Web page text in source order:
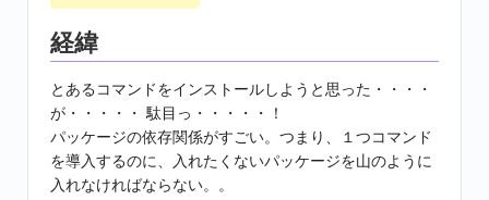
経緯
とあるコマンドをインストールしようと思った・・・・
が・・・・・ 駄目っ・・・・・！
パッケージの依存関係がすごい。つまり、１つコマンド
を導入するのに、入れたくないパッケージを山のように
入れなければならない。。